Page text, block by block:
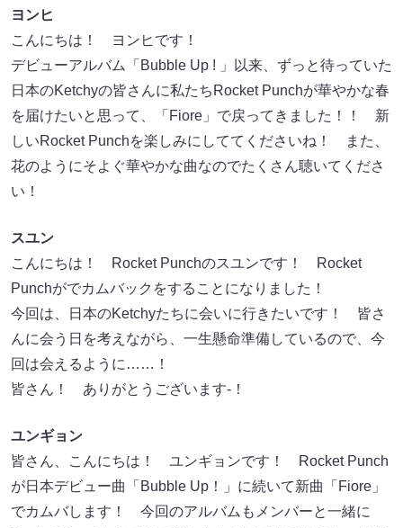
ヨンヒ
こんにちは！ ヨンヒです！
デビューアルバム「Bubble Up ! 」以来、ずっと待っていた
日本のKetchyの皆さんに私たちRocket Punchが華やかな春
を届けたいと思って、「Fiore」で戻ってきました！！ 新
しいRocket Punchを楽しみにしててくださいね！ また、
花のようにそよぐ華やかな曲なのでたくさん聴いてくださ
い！
スユン
こんにちは！ Rocket Punchのスユンです！ Rocket
Punchがでカムバックをすることになりました！
今回は、日本のKetchyたちに会いに行きたいです！ 皆さ
んに会う日を考えながら、一生懸命準備しているので、今
回は会えるように……！
皆さん！ ありがとうございます-！
ユンギョン
皆さん、こんにちは！ ユンギョンです！ Rocket Punch
が日本デビュー曲「Bubble Up！」に続いて新曲「Fiore」
でカムバします！ 今回のアルバムもメンバーと一緒に